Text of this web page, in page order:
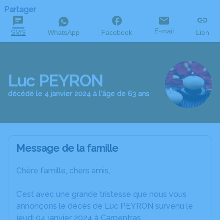
Partager
SMS WhatsApp Facebook E-mail Lien
Luc PEYRON
décédé le 4 janvier 2024 à l'âge de 63 ans
Message de la famille
Chère famille, chers amis,
C’est avec une grande tristesse que nous vous
annonçons le décès de Luc PEYRON survenu le
jeudi 04 janvier 2024 à Carpentras.